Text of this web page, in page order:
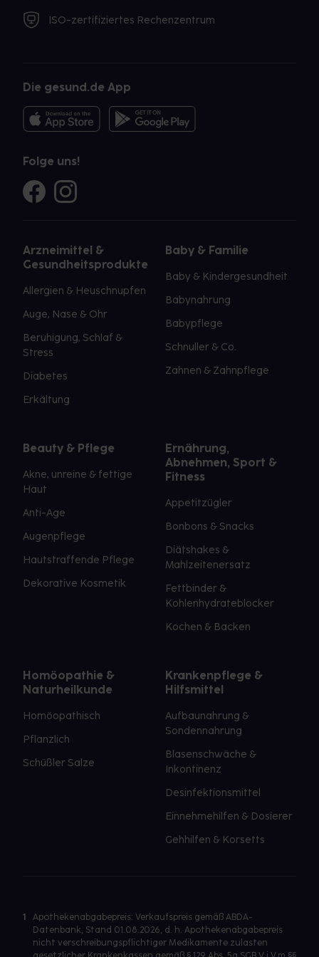
ISO-zertifiziertes Rechenzentrum
Die gesund.de App
Folge uns!
Arzneimittel &
Gesundheitsprodukte
Allergien & Heuschnupfen
Auge, Nase & Ohr
Beruhigung, Schlaf &
Stress
Diabetes
Erkältung
Baby & Familie
Baby & Kindergesundheit
Babynahrung
Babypflege
Schnuller & Co.
Zahnen & Zahnpflege
Beauty & Pflege
Akne, unreine & fettige
Haut
Anti-Age
Augenpflege
Hautstraffende Pflege
Dekorative Kosmetik
Ernährung,
Abnehmen, Sport &
Fitness
Appetitzügler
Bonbons & Snacks
Diätshakes &
Mahlzeitenersatz
Fettbinder &
Kohlenhydrateblocker
Kochen & Backen
Homöopathie &
Naturheilkunde
Homöopathisch
Pflanzlich
Schüßler Salze
Krankenpflege &
Hilfsmittel
Aufbaunahrung &
Sondennahrung
Blasenschwäche &
Inkontinenz
Desinfektionsmittel
Einnehmehilfen & Dosierer
Gehhilfen & Korsetts
1
Apothekenabgabepreis: Verkaufspreis gemäß ABDA-
Datenbank, Stand 01.08.2026, d. h. Apothekenabgabepreis
nicht verschreibungspflichtiger Medikamente zulasten